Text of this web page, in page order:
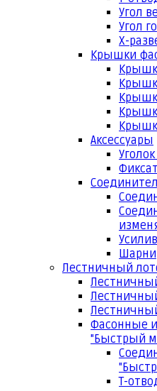
Угол
Угол
Х-
Крышки
Аксессуары
Лестничный
Фасонные
"Быстрый
Т-